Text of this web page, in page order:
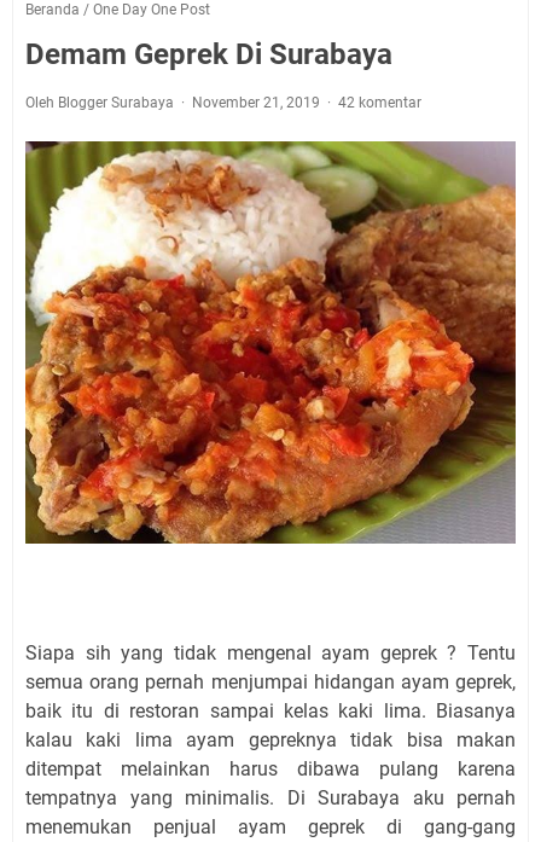
Beranda / One Day One Post
Demam Geprek Di Surabaya
Oleh Blogger Surabaya November 21, 2019 42 komentar
Siapa sih yang tidak mengenal ayam geprek ? Tentu
semua orang pernah menjumpai hidangan ayam geprek,
baik itu di restoran sampai kelas kaki lima. Biasanya
kalau kaki lima ayam gepreknya tidak bisa makan
ditempat melainkan harus dibawa pulang karena
tempatnya yang minimalis. Di Surabaya aku pernah
menemukan penjual ayam geprek di gang-gang